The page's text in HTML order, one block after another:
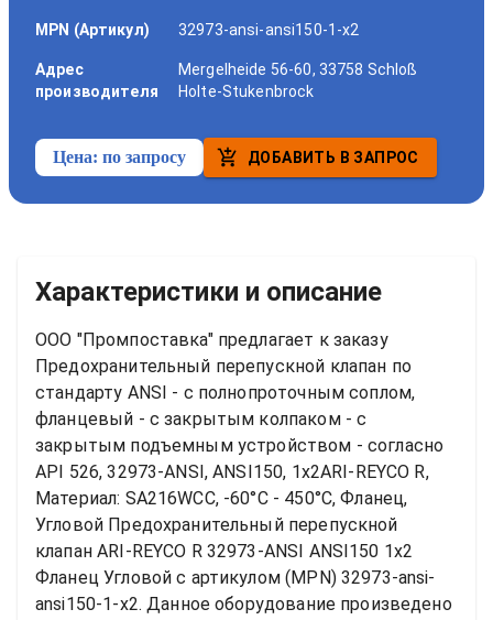
MPN (Артикул) 32973-ansi-ansi150-1-x2
Адрес
производителя
Mergelheide 56-60, 33758 Schloß
Holte-Stukenbrock
Цена: по запросу ДОБАВИТЬ В ЗАПРОС
Характеристики и описание
ООО "Промпоставка" предлагает к заказу
Предохранительный перепускной клапан по
стандарту ANSI - с полнопроточным соплом,
фланцевый - с закрытым колпаком - с
закрытым подъемным устройством - согласно
API 526, 32973-ANSI, ANSI150, 1x2ARI-REYCO R,
Материал: SA216WCC, -60°C - 450°C, Фланец,
Угловой Предохранительный перепускной
клапан ARI-REYCO R 32973-ANSI ANSI150 1x2
Фланец Угловой с артикулом (MPN) 32973-ansi-
ansi150-1-x2. Данное оборудование произведено